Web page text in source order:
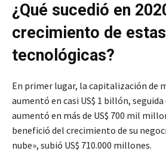
¿Qué sucedió en
crecimiento de
tecnológicas?
En primer lugar, la capitalización de
aumentó en casi US$ 1 billón, seguida
aumentó en más de US$ 700 mil
benefició del crecimiento de su
nube», subió US$ 710.000 millones.